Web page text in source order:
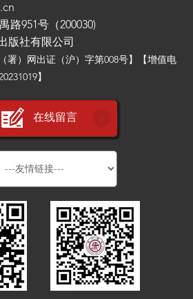
路951号（200030)
版社有限公司
署）网出证（沪）字第008号】【增值电
】
在线留言